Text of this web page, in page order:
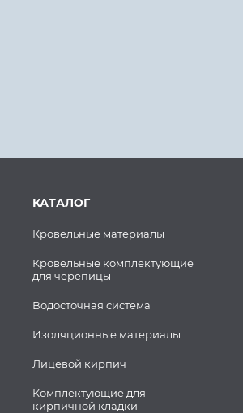
КАТАЛОГ
Кровельные материалы
Кровельные комплектующие
для черепицы
Водосточная система
Изоляционные материалы
Лицевой кирпич
Комплектующие для
кирпичной кладки